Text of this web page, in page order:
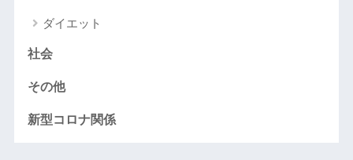
ダイエット
社会
その他
新型コロナ関係